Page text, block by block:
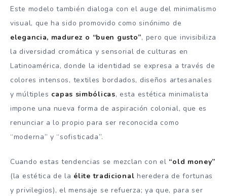
Este modelo también dialoga con el auge del minimalismo
visual, que ha sido promovido como sinónimo de
elegancia, madurez o “buen gusto”, pero que invisibiliza
la diversidad cromática y sensorial de culturas en
Latinoamérica, donde la identidad se expresa a través de
colores intensos, textiles bordados, diseños artesanales
y múltiples capas simbólicas, esta estética minimalista
impone una nueva forma de aspiración colonial, que es
renunciar a lo propio para ser reconocida como
“moderna” y “sofisticada”.
Cuando estas tendencias se mezclan con el “old money”
(la estética de la élite tradicional heredera de fortunas
y privilegios), el mensaje se refuerza; ya que, para ser